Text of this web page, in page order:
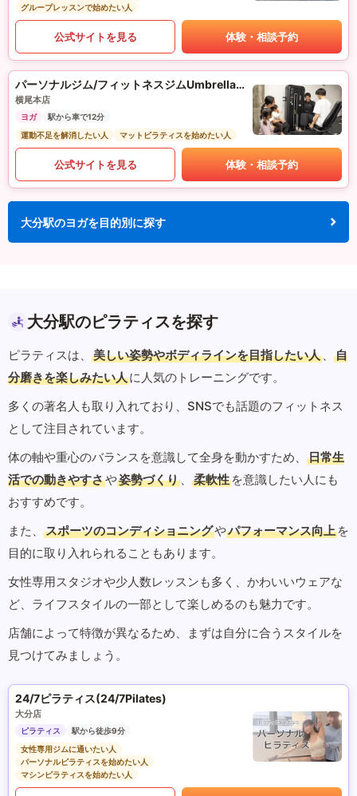
グループレッスンで始めたい人
公式サイトを見る 体験・相談予約
パーソナルジム/フィットネスジムUmbrella（アンブレラ）
横尾本店
ヨガ
駅から車で12分
運動不足を解消したい人
マットピラティスを始めたい人
公式サイトを見る 体験・相談予約
大分駅のヨガを目的別に探す
大分駅のピラティスを探す
ピラティスは、 美しい姿勢やボディラインを目指したい人 、
自
分磨きを楽しみたい人に人気のトレーニングです。
多くの著名人も取り入れており、SNSでも話題のフィットネス
として注目されています。
体の軸や重心のバランスを意識して全身を動かすため、
日常生
活での動きやすさや姿勢づくり 、 柔軟性 を意識したい人にも
おすすめです。
また、
スポーツのコンディショニングやパフォーマンス向上 を
目的に取り入れられることもあります。
女性専用スタジオや少人数レッスンも多く、かわいいウェアな
ど、ライフスタイルの一部として楽しめるのも魅力です。
店舗によって特徴が異なるため、まずは自分に合うスタイルを
見つけてみましょう。
24/7ピラティス(24/7Pilates)
大分店
ピラティス
駅から徒歩9分
女性専用ジムに通いたい人
パーソナルピラティスを始めたい人
マシンピラティスを始めたい人